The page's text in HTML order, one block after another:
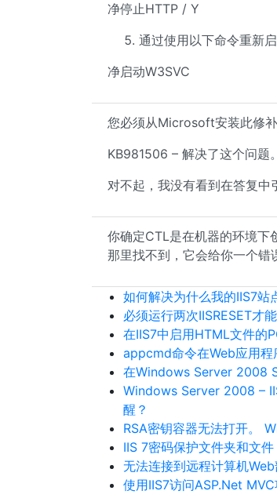
净停止HTTP / Y
通过使用以下命令重新
净启动W3SVC
您必须从Microsoft安装此修
KB981506 – 解决了这个问题。
对不起，我没有看到在答复中
你确定CTL是在机器的环境下
那里找不到，它会给你一个错
如何解决为什么我的IIS7站
必须运行两次IISRESET才
在IIS7中启用HTML文件的
appcmd命令在Web应用
在Windows Server 2008
Windows Server 2008 –
醒？
RSA密钥容器无法打开。
IIS 7密码保护文件夹和文件
无法连接到远程计算机Web
使用IIS7访问ASP.Net